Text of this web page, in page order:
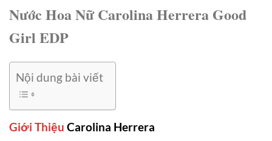
Nước Hoa Nữ Carolina Herrera Good
Girl EDP
Nội dung bài viết
Giới Thiệu Carolina Herrera